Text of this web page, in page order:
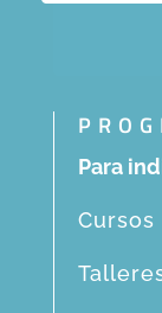
Para
Cursos